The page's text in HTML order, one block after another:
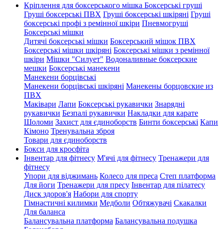
Кріплення для боксерського мішка Боксерські груші
Груші боксерські ПВХ Груші боксерські шкіряні Груші
боксерські профі з ремінної шкіри Пневмогруші
Боксерські мішки
Дитячі боксерські мішки Боксерський мішок ПВХ
Боксерські мішки шкіряні Боксерські мішки з ремінної
шкіри Мішки "Силует" Водоналивные боксерские
мешки Боксерські манекени
Манекени борцівські
Манекени борцівські шкіряні Манекены борцовские из
ПВХ
Маківари Лапи Боксерські рукавички Знарядні
рукавички Безпалі рукавички Накладки для карате
Шоломи Захист для єдиноборств Бинти боксерські Капи
Кімоно Тренувальна зброя
Товари для єдиноборств
Бокси для кросфіта
Інвентар для фітнесу М'ячі для фітнесу Тренажери для
фітнесу
Упори для віджимань Колесо для преса Степ платформа
Для йоги Тренажери для пресу Інвентар для пілатесу
Диск здоров'я Набори для спорту
Гімнастичні килимки Медболи Обтяжувачі Скакалки
Для баланса
Балансувальна платформа Балансувальна подушка